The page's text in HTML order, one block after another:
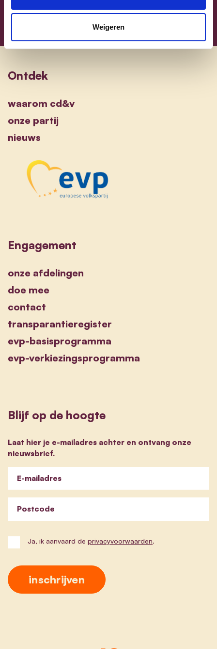
Weigeren
Ontdek
waarom cd&v
onze partij
nieuws
Engagement
onze afdelingen
doe mee
contact
transparantieregister
evp-basisprogramma
evp-verkiezingsprogramma
Blijf op de hoogte
Laat hier je e-mailadres achter en ontvang onze
nieuwsbrief.
E-mailadres
Postcode
Ja, ik aanvaard de privacyvoorwaarden.